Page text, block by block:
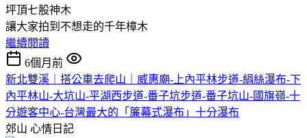
坪頂七股神木
讓大家拍到不想走的千年樟木
繼續閱讀
6個月前
新北雙溪｜搭公車去爬山｜威惠廟-上內平林步道-絹絲瀑布-下
內平林山-大坑山-平湖西步道-番子坑步道-番子坑山-國旗嶺-十
分遊客中心-台灣最大的「簾幕式瀑布」十分瀑布
郊山 心情日記